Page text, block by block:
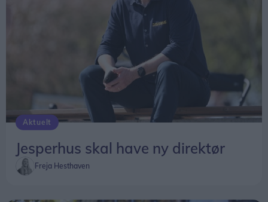
Aktuelt
Jesperhus skal have ny direktør
Freja Hesthaven